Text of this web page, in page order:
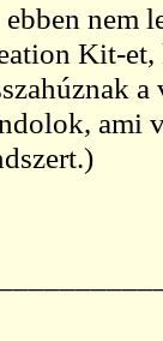
ebben nem
Kit-
ami